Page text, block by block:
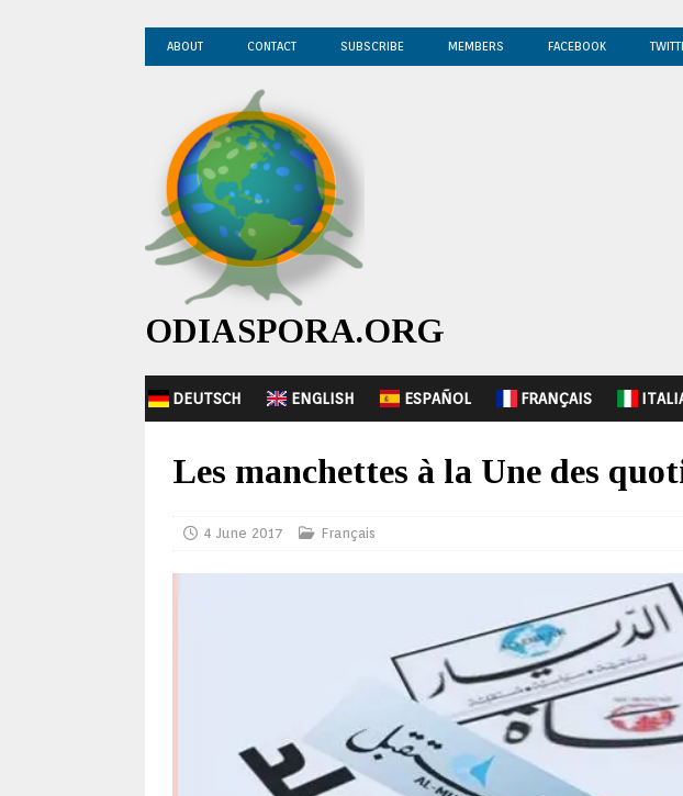
ABOUT CONTACT SUBSCRIBE MEMBERS FACEBOOK
ODIASPORA.ORG
DEUTSCH ENGLISH ESPAÑOL FRANÇAIS
Les manchettes à la Une des
4 June 2017 Français